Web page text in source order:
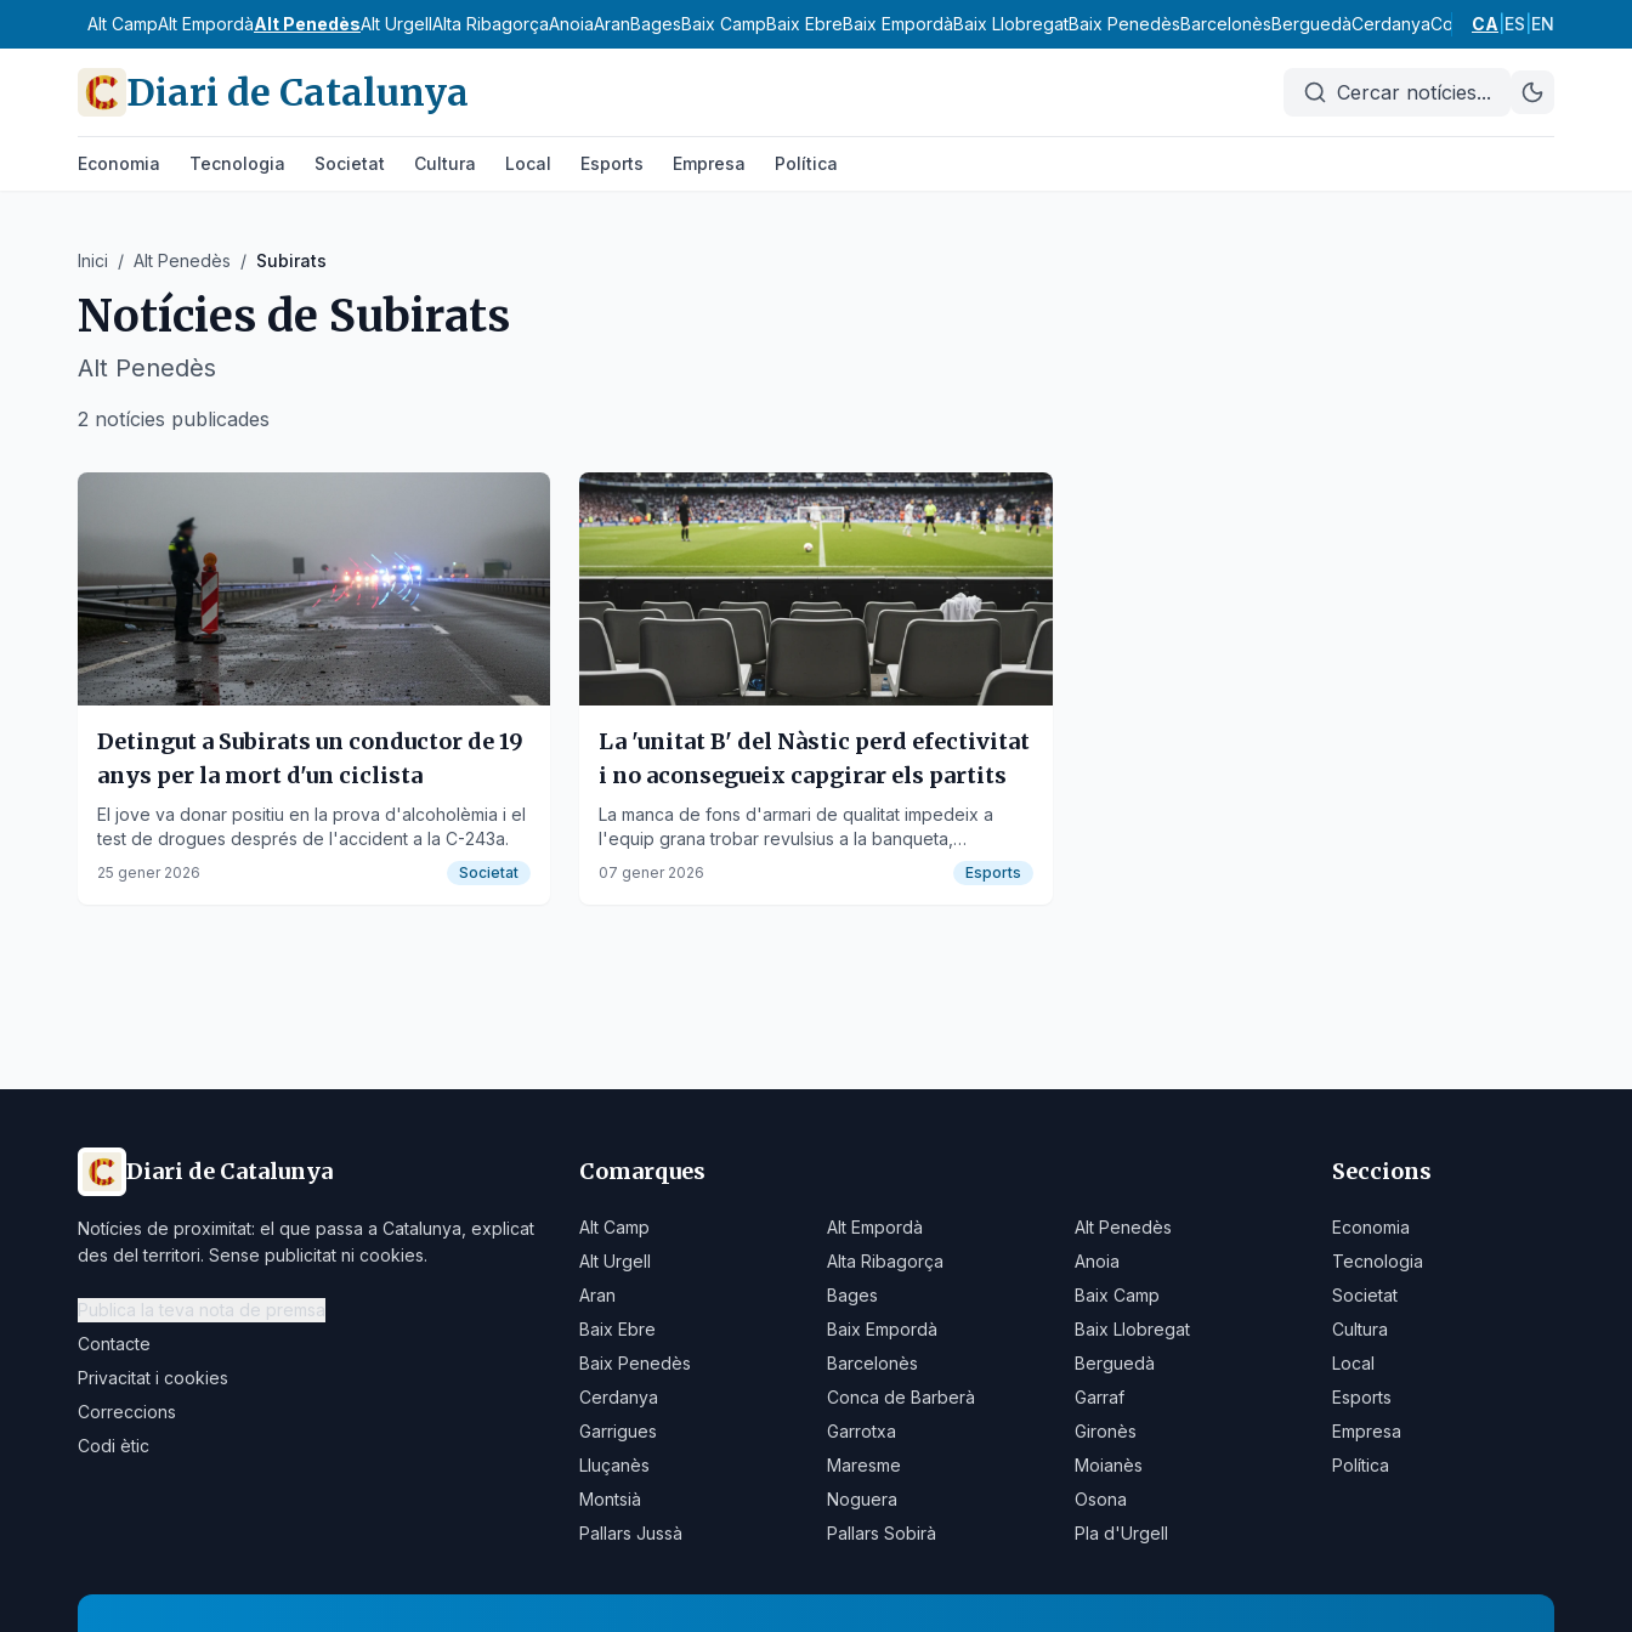
Alt CampAlt EmpordàAlt PenedèsAlt UrgellAlta RibagorçaAnoiaAranBagesBaix CampBaix EbreBaix EmpordàBaix LlobregatBaix PenedèsBarcelonèsBerguedàCerdanyaConca de Barberà
CA ES EN
Diari de Catalunya Cercar notícies...
Economia Tecnologia Societat Cultura Local Esports Empresa Política
Inici / Alt Penedès / Subirats
Notícies de Subirats
Alt Penedès
2 notícies publicades
Detingut a Subirats un conductor de 19
anys per la mort d'un ciclista
El jove va donar positiu en la prova d'alcoholèmia i el
test de drogues després de l'accident a la C-243a.
25 gener 2026 Societat
La 'unitat B' del Nàstic perd efectivitat
i no aconsegueix capgirar els partits
La manca de fons d'armari de qualitat impedeix a
l'equip grana trobar revulsius a la banqueta,
especialment després del descans.
07 gener 2026 Esports
Diari de Catalunya
Notícies de proximitat: el que passa a Catalunya, explicat
des del territori. Sense publicitat ni cookies.
Publica la teva nota de premsa
Contacte
Privacitat i cookies
Correccions
Codi ètic
Comarques
Alt Camp Alt Empordà
Alt Penedès
Alt Urgell
Alta Ribagorça
Anoia
Aran
Bages
Baix Camp
Baix Ebre
Baix Empordà
Baix Llobregat
Baix Penedès
Barcelonès
Berguedà
Cerdanya
Conca de Barberà
Garraf
Garrigues
Garrotxa
Gironès
Lluçanès
Maresme
Moianès
Montsià
Noguera
Osona
Pallars Jussà
Pallars Sobirà Pla d'Urgell
Seccions
Economia
Tecnologia
Societat
Cultura
Local
Esports
Empresa
Política